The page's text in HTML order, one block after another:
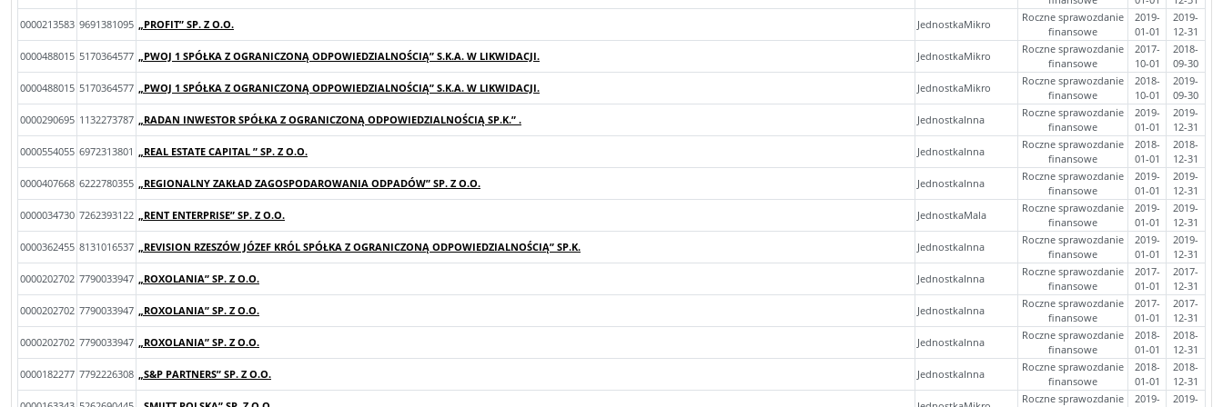
0000213583 9691381095 „PROFIT” SP. Z O.O. JednostkaMikro
Roczne sprawozdanie
finansowe
2019-
01-01
2019-
12-31
0000488015 5170364577 „PWOJ 1 SPÓŁKA Z OGRANICZONĄ ODPOWIEDZIALNOŚCIĄ” S.K.A. W LIKWIDACJI. JednostkaMikro
Roczne sprawozdanie
finansowe
2017-
10-01
2018-
09-30
0000488015 5170364577 „PWOJ 1 SPÓŁKA Z OGRANICZONĄ ODPOWIEDZIALNOŚCIĄ” S.K.A. W LIKWIDACJI. JednostkaMikro
Roczne sprawozdanie
finansowe
2018-
10-01
2019-
09-30
0000290695 1132273787 „RADAN INWESTOR SPÓŁKA Z OGRANICZONĄ ODPOWIEDZIALNOŚCIĄ SP.K.” . JednostkaInna
Roczne sprawozdanie
finansowe
2019-
01-01
2019-
12-31
0000554055 6972313801 „REAL ESTATE CAPITAL ” SP. Z O.O. JednostkaInna
Roczne sprawozdanie
finansowe
2018-
01-01
2018-
12-31
0000407668 6222780355 „REGIONALNY ZAKŁAD ZAGOSPODAROWANIA ODPADÓW” SP. Z O.O. JednostkaInna
Roczne sprawozdanie
finansowe
2019-
01-01
2019-
12-31
0000034730 7262393122 „RENT ENTERPRISE” SP. Z O.O. JednostkaMala
Roczne sprawozdanie
finansowe
2019-
01-01
2019-
12-31
0000362455 8131016537 „REVISION RZESZÓW JÓZEF KRÓL SPÓŁKA Z OGRANICZONĄ ODPOWIEDZIALNOŚCIĄ” SP.K. JednostkaInna
Roczne sprawozdanie
finansowe
2019-
01-01
2019-
12-31
0000202702 7790033947 „ROXOLANIA” SP. Z O.O. JednostkaInna
Roczne sprawozdanie
finansowe
2017-
01-01
2017-
12-31
0000202702 7790033947 „ROXOLANIA” SP. Z O.O. JednostkaInna
Roczne sprawozdanie
finansowe
2017-
01-01
2017-
12-31
0000202702 7790033947 „ROXOLANIA” SP. Z O.O. JednostkaInna
Roczne sprawozdanie
finansowe
2018-
01-01
2018-
12-31
0000182277 7792226308 „S&P PARTNERS” SP. Z O.O. JednostkaInna
Roczne sprawozdanie
finansowe
2018-
01-01
2018-
12-31
Roczne sprawozdanie
2019-
2019-